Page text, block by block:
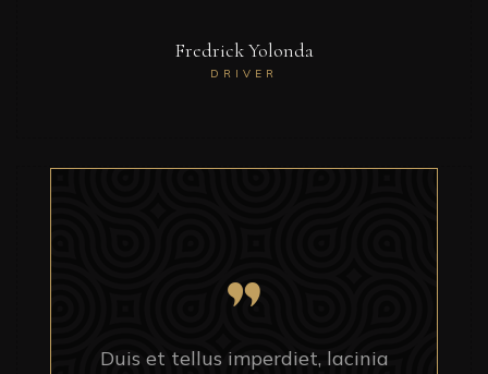
Fredrick Yolonda
DRIVER
Duis et tellus imperdiet, lacinia